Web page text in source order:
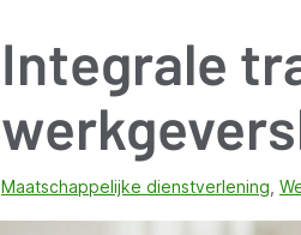
Integrale
Maatschappelijke dienstverlening